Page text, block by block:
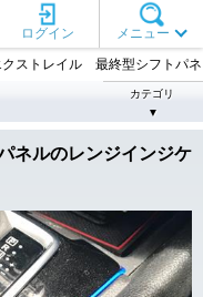
メニュー
ログイン
クストレイル 最終型シフトパネ
カテゴリ
▼
ネルのレンジインジケ